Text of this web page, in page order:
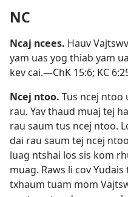
NC
Ncaj ncees. Hauv
yam uas yog thiab yam
kev cai.​—ChK 15:6; KC
Ncej ntoo. Tus ncej ntoo
rau. Yav thaud muaj tej
rau saum tus ncej ntoo.
dai rau saum tej ncej
luag ntshai los sis kom
muag. Raws li cov
txhaum tuam mom